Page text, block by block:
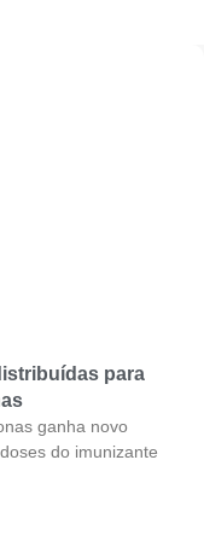
para
ganha novo
do imunizante